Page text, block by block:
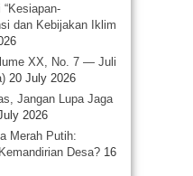
dan Kebijakan Iklim
XX, No. 7 — Juli
20 July 2026
Jangan Lupa Jaga
2026
Merah Putih:
Desa? 16